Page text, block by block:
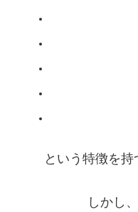
という特徴を持
しかし